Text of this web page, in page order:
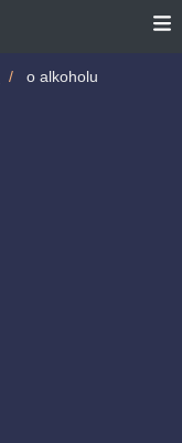
o alkoholu